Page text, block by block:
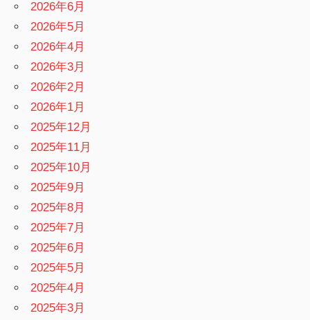
2026年6月
2026年5月
2026年4月
2026年3月
2026年2月
2026年1月
2025年12月
2025年11月
2025年10月
2025年9月
2025年8月
2025年7月
2025年6月
2025年5月
2025年4月
2025年3月